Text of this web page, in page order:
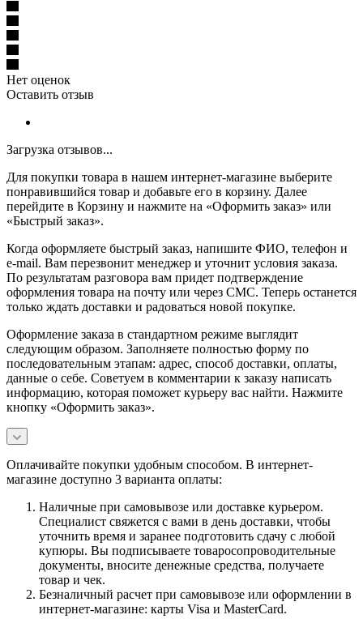
Нет оценок
Оставить отзыв
Загрузка отзывов...
Для покупки товара в нашем интернет-магазине выберите
понравившийся товар и добавьте его в корзину. Далее
перейдите в Корзину и нажмите на «Оформить заказ» или
«Быстрый заказ».
Когда оформляете быстрый заказ, напишите ФИО, телефон и
e-mail. Вам перезвонит менеджер и уточнит условия заказа.
По результатам разговора вам придет подтверждение
оформления товара на почту или через СМС. Теперь останется
только ждать доставки и радоваться новой покупке.
Оформление заказа в стандартном режиме выглядит
следующим образом. Заполняете полностью форму по
последовательным этапам: адрес, способ доставки, оплаты,
данные о себе. Советуем в комментарии к заказу написать
информацию, которая поможет курьеру вас найти. Нажмите
кнопку «Оформить заказ».
Оплачивайте покупки удобным способом. В интернет-
магазине доступно 3 варианта оплаты:
Наличные при самовывозе или доставке курьером.
Специалист свяжется с вами в день доставки, чтобы
уточнить время и заранее подготовить сдачу с любой
купюры. Вы подписываете товаросопроводительные
документы, вносите денежные средства, получаете
товар и чек.
Безналичный расчет при самовывозе или оформлении в
интернет-магазине: карты Visa и MasterCard.